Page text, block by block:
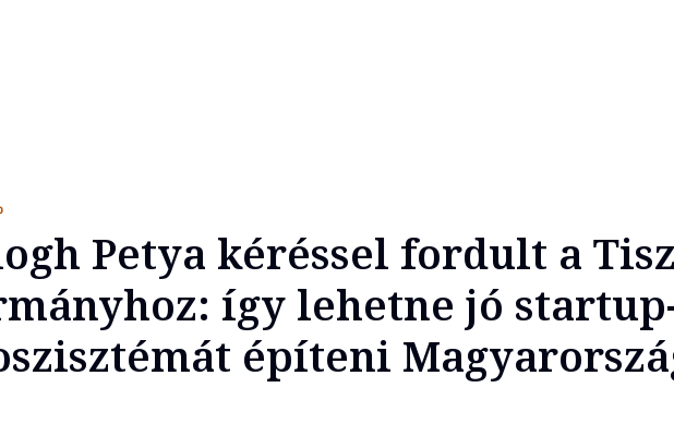
Petya kéréssel fordult a
így lehetne jó
építeni